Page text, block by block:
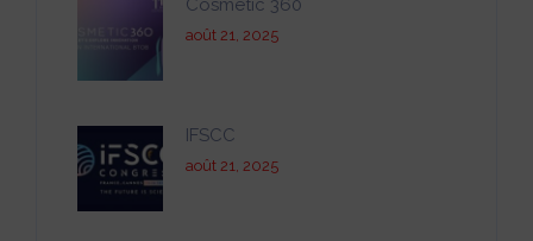
Cosmetic 360
août 21, 2025
IFSCC
août 21, 2025